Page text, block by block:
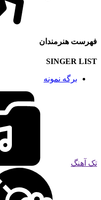
فهرست هنرمندان
SINGER LIST
برگه نمونه
تک آهنگ